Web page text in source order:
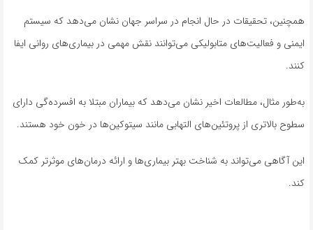
همچنین، تحقیقات در حال انجام در سراسر جهان نشان می‌دهد که سیستم
ایمنی و فعالیت‌های متابولیکی می‌توانند نقش مهمی در بیماری‌های روانی ایفا
کنند.
به‌طور مثال، مطالعات اخیر نشان می‌دهد که بیماران مبتلا به افسرده‌گی دارای
سطوح بالاتری از پروتئین‌های التهابی مانند سیتوکین‌ها در خون خود هستند.
این آگاهی می‌تواند به شناخت بهتر بیماری‌ها و ارائه درمان‌های موثرتر کمک
کند.